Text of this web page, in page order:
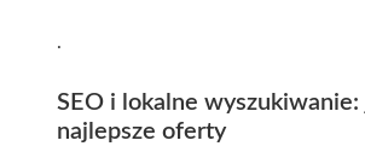
.
SEO i lokalne wyszukiwanie:
najlepsze oferty